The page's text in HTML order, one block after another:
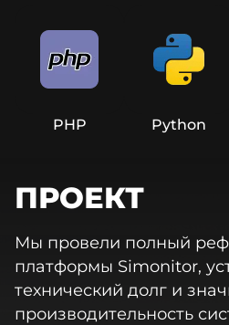
PHP Python
ПРОЕКТ
Мы провели полный
платформы Simonitor,
технический долг и
производительность